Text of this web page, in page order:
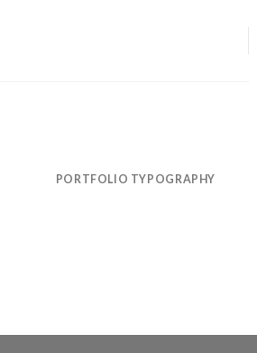
PORTFOLIO TYPOGRAPHY